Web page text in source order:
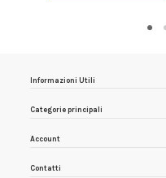
Informazioni Utili
Categorie principali
Account
Contatti